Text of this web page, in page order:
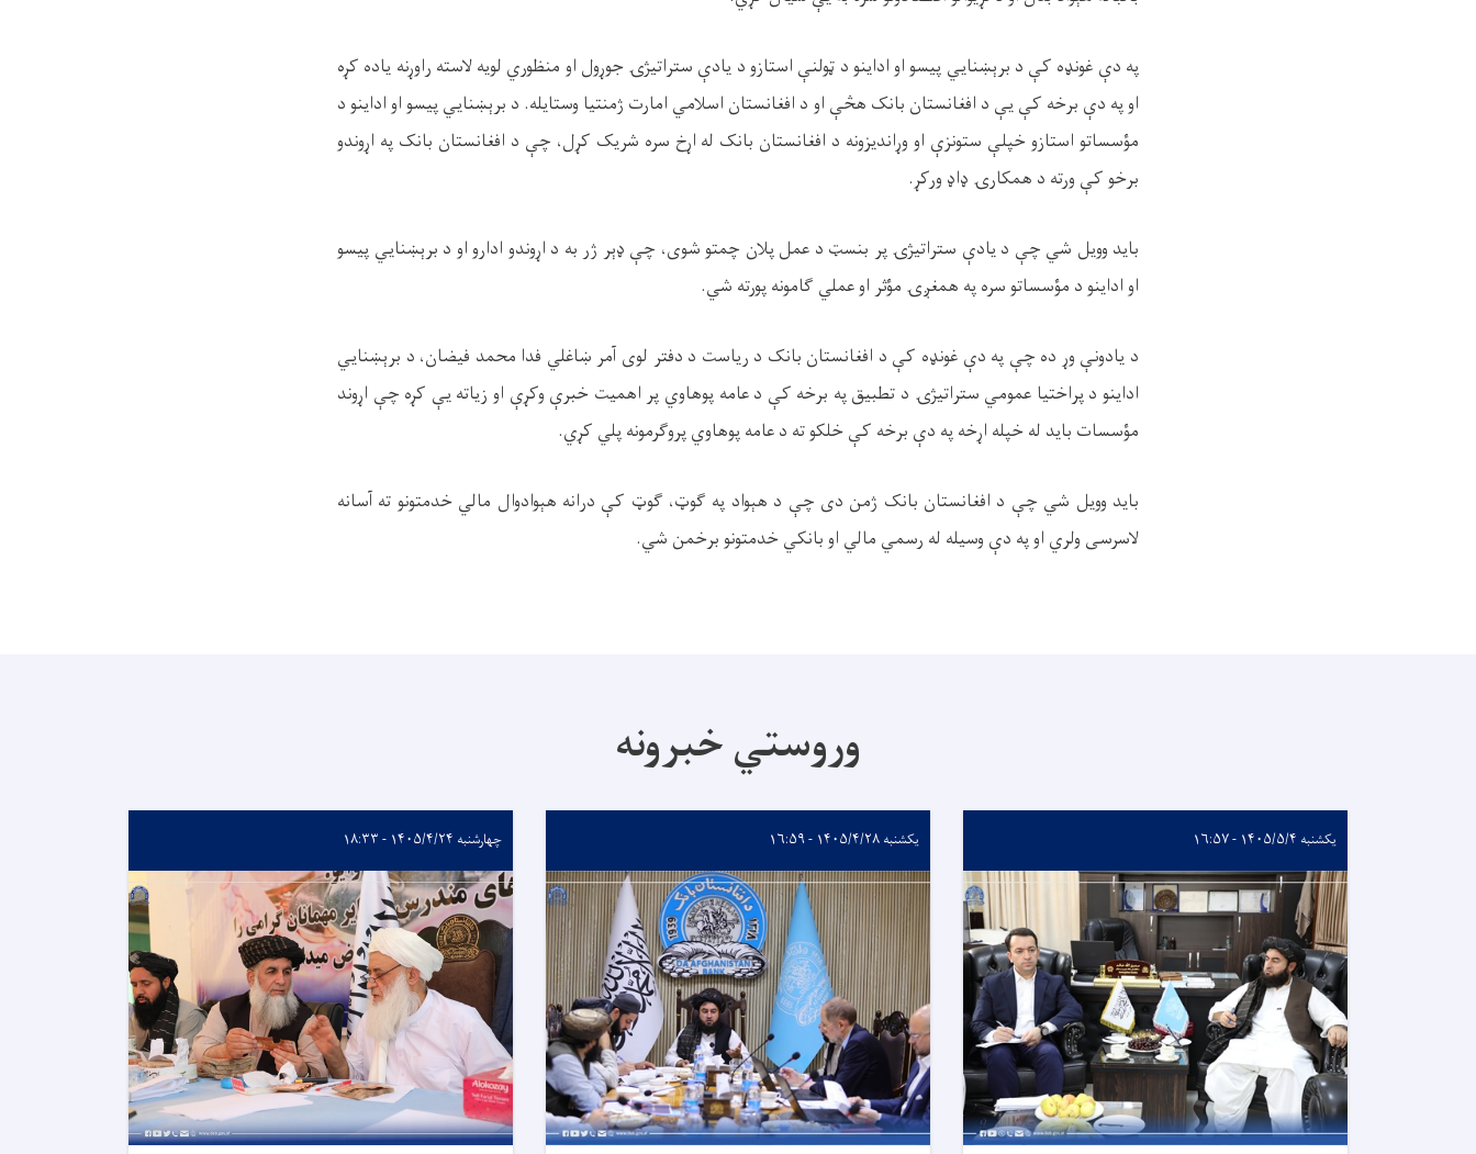
په دې غونډه کې د برېښنایي پیسو او اداینو د ټولنې استازو‌ د یادې ستراتیژۍ جوړول او منظوري لویه لاسته راوړنه یاده کړه
او په دې برخه کې یې د افغانستان بانک هڅې او د افغانستان اسلامي امارت ژمنتیا وستایله. د برېښنایي پیسو او اداینو د
مؤسساتو استازو خپلې ستونزې او وړاندیزونه د افغانستان بانک له اړخ سره شریک کړل، چې د افغانستان بانک په اړوندو
برخو کې ورته د همکارۍ ډاډ ورکړ.
باید وویل شي چې د یادې ستراتیژۍ پر بنسټ د عمل پلان چمتو شوی، چې ډېر ژر به د اړوندو ادارو او د برېښنایي پیسو
او اداینو د مؤسساتو سره په همغږۍ مؤثر او عملي ګامونه پورته شي.
د یادونې وړ ده چې په دې غونډه کې د افغانستان بانک د ریاست د دفتر لوی آمر ښاغلي فدا محمد فیضان، د برېښنايي
اداینو د پراختیا عمومي ستراتیژۍ د تطبیق په برخه کې د عامه پوهاوي پر اهمیت خبرې وکړې او زیاته یې کړه چې اړوند
مؤسسات باید له خپله اړخه په دې برخه کې خلکو ته د عامه پوهاوي پروګرمونه پلي کړي.
باید وویل شي چې د افغانستان بانک ژمن دی چې د هېواد په ګوټ، ګوټ کې درانه هېوادوال مالي خدمتونو ته آسانه
لاسرسی ولري او په دې وسیله له رسمي مالي او بانکي خدمتونو برخمن شي.
وروستي خبرونه
یکشنبه ۱۴۰۵/۵/۴ - ۱۶:۵۷ یکشنبه ۱۴۰۵/۴/۲۸ - ۱۶:۵۹ چهارشنبه ۱۴۰۵/۴/۲۴ - ۱۸:۳۳